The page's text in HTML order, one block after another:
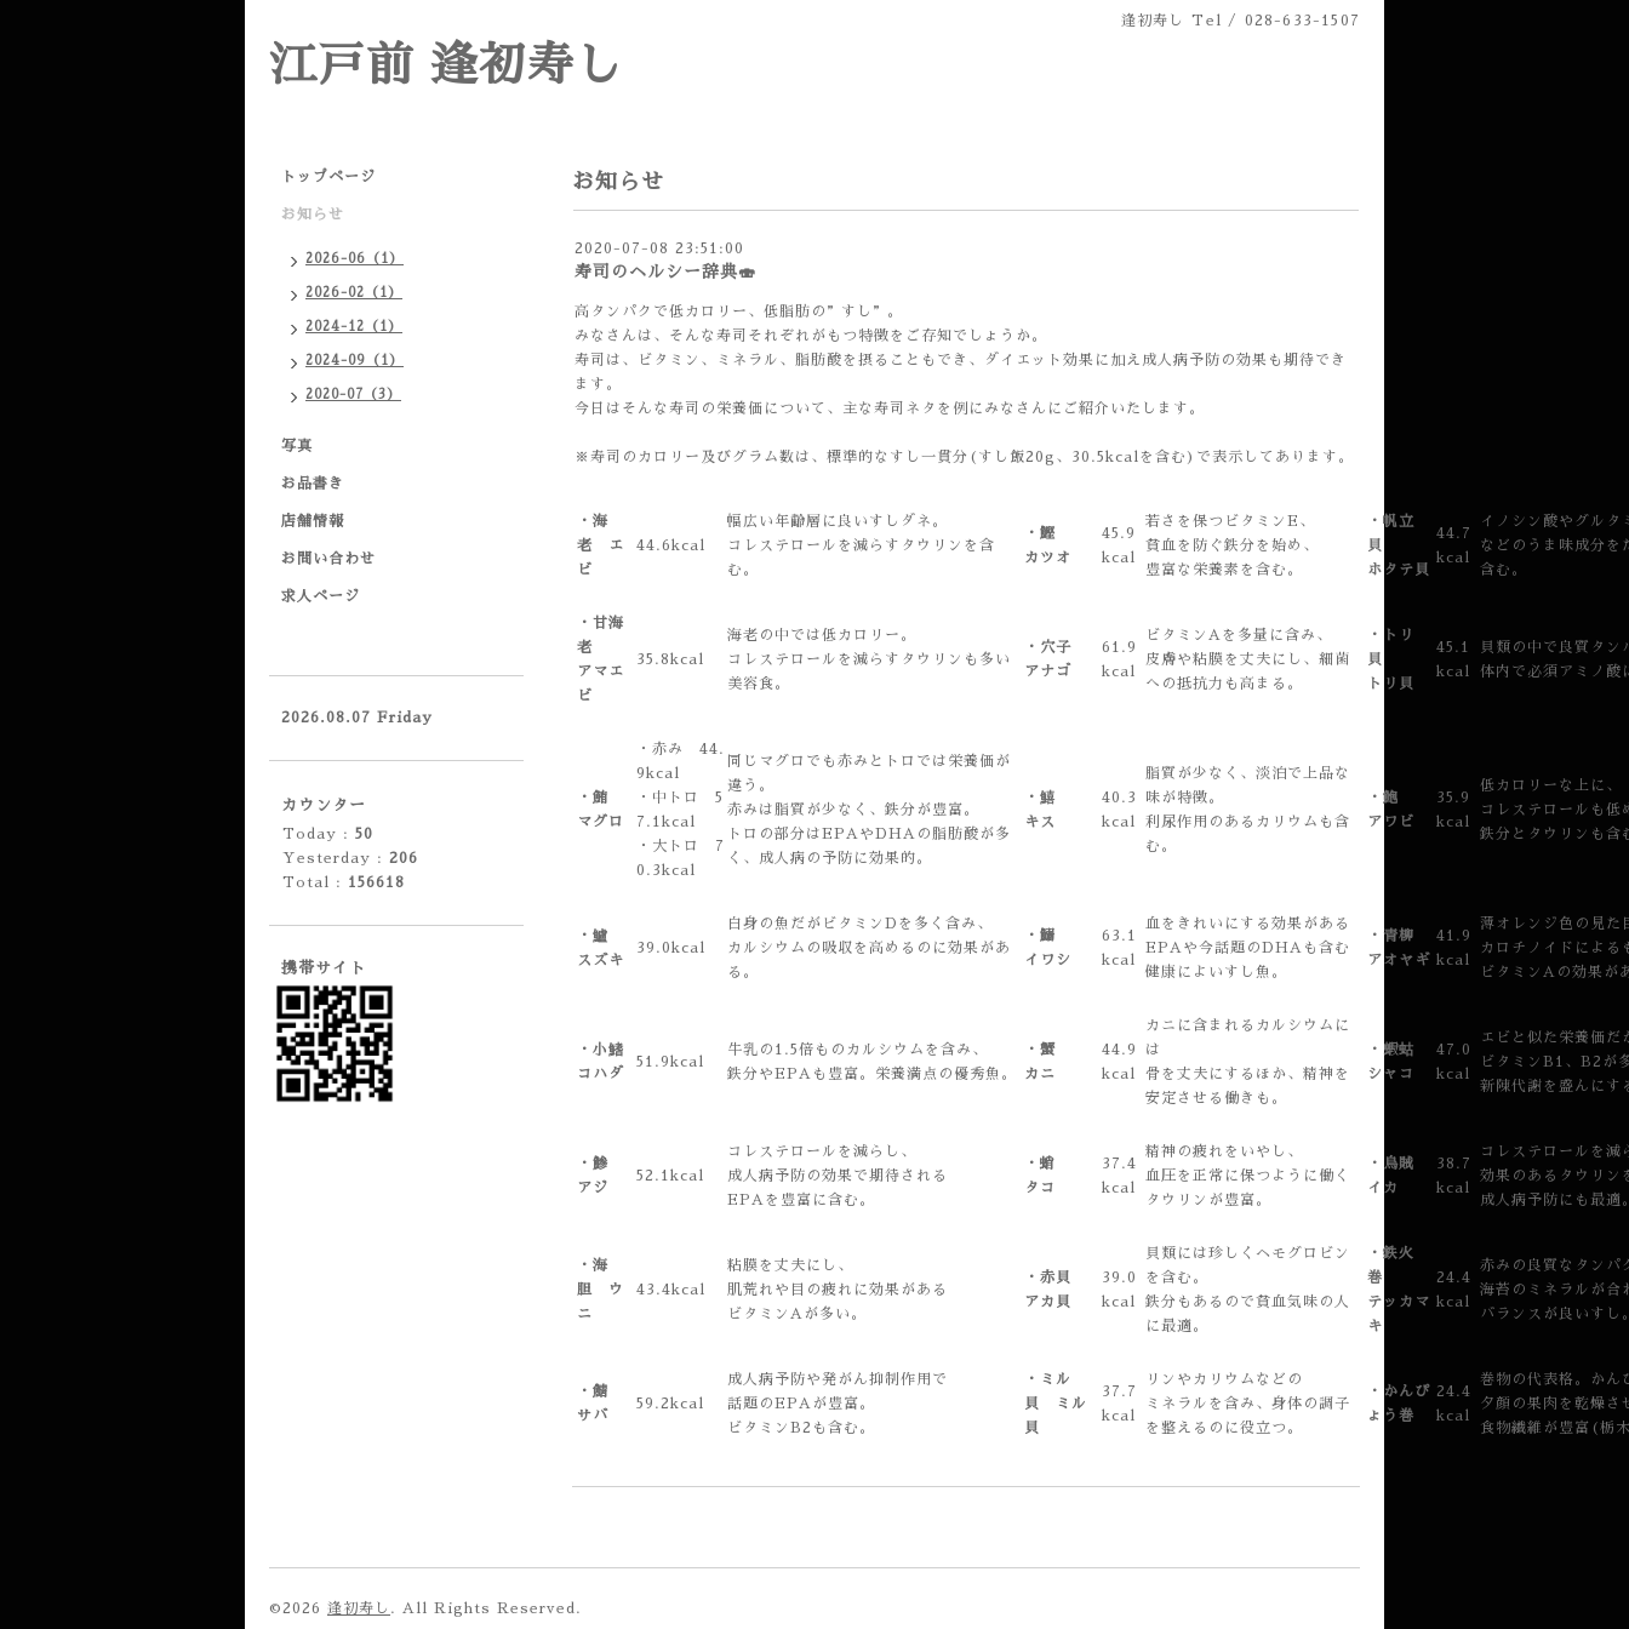
逢初寿し Tel / 028-633-1507
江戸前 逢初寿し
お知らせ
2020-07-08 23:51:00
寿司のヘルシー辞典🍣
高タンパクで低カロリー、低脂肪の”すし”。
みなさんは、そんな寿司それぞれがもつ特徴をご存知でしょうか。
寿司は、ビタミン、ミネラル、脂肪酸を摂ることもでき、ダイエット効果に加え成人病予防の効果も期待でき
ます。
今日はそんな寿司の栄養価について、主な寿司ネタを例にみなさんにご紹介いたします。
※寿司のカロリー及びグラム数は、標準的なすし一貫分(すし飯20g、30.5kcalを含む)で表示してあります。
・海
老 エ
ビ
44.6kcal
幅広い年齢層に良いすしダネ。
コレステロールを減らすタウリンを含
む。
・鰹
カツオ
45.9
kcal
若さを保つビタミンE、
貧血を防ぐ鉄分を始め、
豊富な栄養素を含む。
・帆立
貝
ホタテ貝
44.7
kcal
イノシン酸やグルタ
などのうま味成分を
含む。
・甘海
老
アマエ
ビ
35.8kcal
海老の中では低カロリー。
コレステロールを減らすタウリンも多い
美容食。
・穴子
アナゴ
61.9
kcal
ビタミンAを多量に含み、
皮膚や粘膜を丈夫にし、細菌
への抵抗力も高まる。
・トリ
貝
トリ貝
45.1
kcal
貝類の中で良質タン
体内で必須アミノ酸
・鮪
マグロ
・赤み 44.
9kcal
・中トロ 5
7.1kcal
・大トロ 7
0.3kcal
同じマグロでも赤みとトロでは栄養価が
違う。
赤みは脂質が少なく、鉄分が豊富。
トロの部分はEPAやDHAの脂肪酸が多
く、成人病の予防に効果的。
・鱚
キス
40.3
kcal
脂質が少なく、淡泊で上品な
味が特徴。
利尿作用のあるカリウムも含
む。
・鮑
アワビ
35.9
kcal
低カロリーな上に、
コレステロールも低
鉄分とタウリンも含
・鱸
スズキ
39.0kcal
白身の魚だがビタミンDを多く含み、
カルシウムの吸収を高めるのに効果があ
る。
・鰯
イワシ
63.1
kcal
血をきれいにする効果がある
EPAや今話題のDHAも含む
健康によいすし魚。
・青柳
アオヤギ
41.9
kcal
薄オレンジ色の見た
カロチノイドによる
ビタミンAの効果が
・小鰭
コハダ
51.9kcal
牛乳の1.5倍ものカルシウムを含み、
鉄分やEPAも豊富。栄養満点の優秀魚。
・蟹
カニ
44.9
kcal
カニに含まれるカルシウムに
は
骨を丈夫にするほか、精神を
安定させる働きも。
・蝦蛄
シャコ
47.0
kcal
エビと似た栄養価だ
ビタミンB1、B2が
新陳代謝を盛んにす
・鯵
アジ
52.1kcal
コレステロールを減らし、
成人病予防の効果で期待される
EPAを豊富に含む。
・蛸
タコ
37.4
kcal
精神の疲れをいやし、
血圧を正常に保つように働く
タウリンが豊富。
・烏賊
イカ
38.7
kcal
コレステロールを減
効果のあるタウリン
成人病予防にも最適
・海
胆 ウ
ニ
43.4kcal
粘膜を丈夫にし、
肌荒れや目の疲れに効果がある
ビタミンAが多い。
・赤貝
アカ貝
39.0
kcal
貝類には珍しくヘモグロビン
を含む。
鉄分もあるので貧血気味の人
に最適。
・鉄火
巻
テッカマ
キ
24.4
kcal
赤みの良質なタンパ
海苔のミネラルが合
バランスが良いすし
・鯖
サバ
59.2kcal
成人病予防や発がん抑制作用で
話題のEPAが豊富。
ビタミンB2も含む。
・ミル
貝 ミル
貝
37.7
kcal
リンやカリウムなどの
ミネラルを含み、身体の調子
を整えるのに役立つ。
・かんぴ
ょう巻
24.4
kcal
巻物の代表格。かん
夕顔の果肉を乾燥さ
食物繊維が豊富(栃
トップページ
お知らせ
2026-06（1）
2026-02（1）
2024-12（1）
2024-09（1）
2020-07（3）
写真
お品書き
店舗情報
お問い合わせ
求人ページ
2026.08.07 Friday
カウンター
Today : 50
Yesterday : 206
Total : 156618
携帯サイト
©2026 逢初寿し . All Rights Reserved.